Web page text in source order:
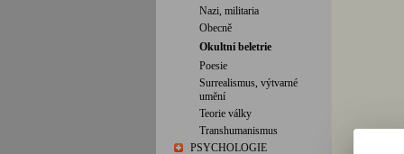
Nazi, militaria
Obecně
Okultní beletrie
Poesie
Surrealismus, výtvarné
umění
Teorie války
Transhumanismus
PSYCHOLOGIE